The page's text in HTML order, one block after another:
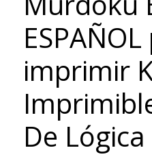
imprimir
De Lógica